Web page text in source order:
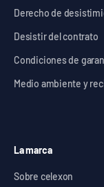
Derecho de
Desistir del contrato
Condiciones de
Medio ambiente y
La marca
Sobre celexon